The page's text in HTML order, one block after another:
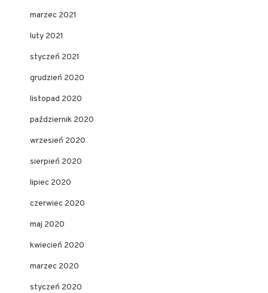
marzec 2021
luty 2021
styczeń 2021
grudzień 2020
listopad 2020
październik 2020
wrzesień 2020
sierpień 2020
lipiec 2020
czerwiec 2020
maj 2020
kwiecień 2020
marzec 2020
styczeń 2020